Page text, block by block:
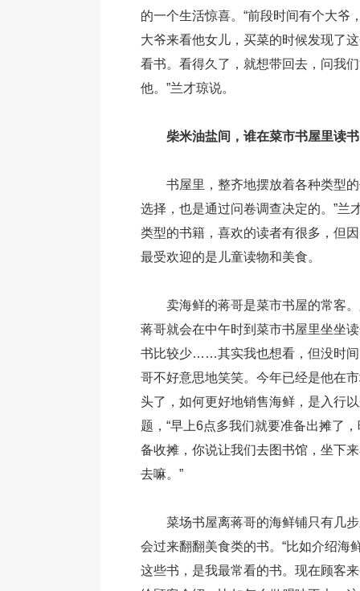
的一个生活惊喜。“前段时间有个大爷
大爷来看他女儿，买菜的时候发现了
看书。看得久了，就想带回去，问我
他。”兰才琼说。
柴米油盐间，谁在菜市书屋里读
书屋里，整齐地摆放着各种类型
选择，也是通过问卷调查决定的。”兰
类型的书籍，喜欢的读者有很多，但
最受欢迎的是儿童读物和美食。
卖海鲜的蒋哥是菜市书屋的常客
蒋哥就会在中午时到菜市书屋里坐坐
书比较少……其实我也想看，但没时间
哥不好意思地笑笑。今年已经是他在
头了，如何更好地销售海鲜，是入行
题，“早上6点多我们就要准备出摊了
备收摊，你说让我们去图书馆，坐下
去嘛。”
菜场书屋离蒋哥的海鲜铺只有几
会过来翻翻美食类的书。“比如介绍海
这些书，是我最常看的书。现在顾客